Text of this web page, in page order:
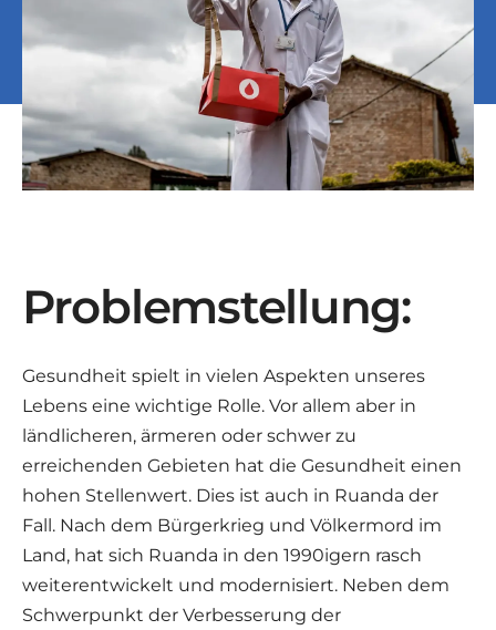
Problemstellung:
Gesundheit spielt in vielen Aspekten unseres
Lebens eine wichtige Rolle. Vor allem aber in
ländlicheren, ärmeren oder schwer zu
erreichenden Gebieten hat die Gesundheit einen
hohen Stellenwert. Dies ist auch in Ruanda der
Fall. Nach dem Bürgerkrieg und Völkermord im
Land, hat sich Ruanda in den 1990igern rasch
weiterentwickelt und modernisiert. Neben dem
Schwerpunkt der Verbesserung der